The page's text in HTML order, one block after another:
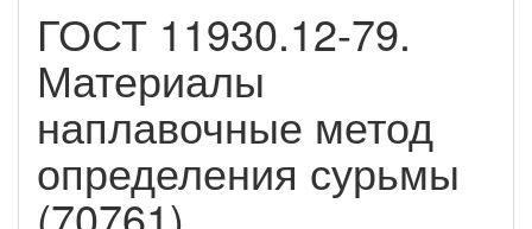
ГОСТ 11930.12-79.
Материалы
наплавочные метод
определения сурьмы